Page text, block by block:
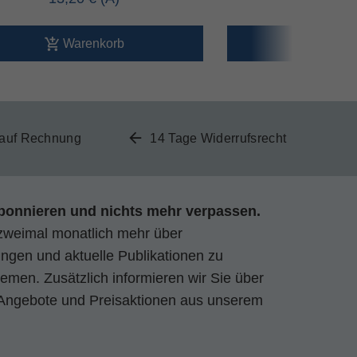
Warenkorb
Rechnung 14 Tage Widerrufsrecht
und nichts mehr verpassen.
monatlich mehr über
und aktuelle Publikationen zu
Zusätzlich informieren wir Sie über
und Preisaktionen aus unserem